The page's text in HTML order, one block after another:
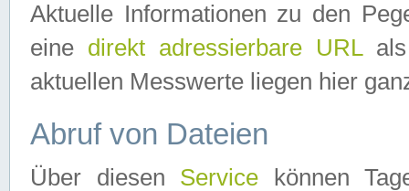
Aktuelle Informationen zu den
eine direkt adressierbare URLals
aktuellen Messwerte liegen hier
Abruf von Dateien
Über diesen Service können